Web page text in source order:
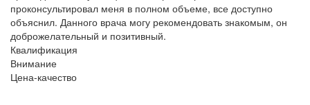
проконсультировал меня в полном объеме, все доступно
объяснил. Данного врача могу рекомендовать знакомым, он
доброжелательный и позитивный.
Квалификация
Внимание
Цена-качество